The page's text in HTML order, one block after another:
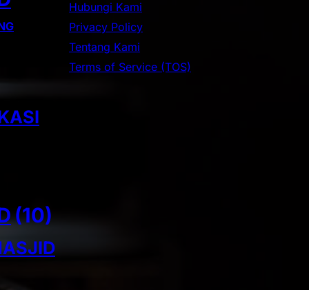
(10)
h
Hubungi Kami
Privacy Policy
Tentang Kami
Terms of Service (TOS)